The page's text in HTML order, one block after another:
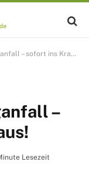
sofort ins Krankenhaus!
–
Lesezeit